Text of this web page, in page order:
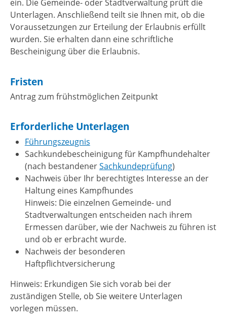
ein. Die Gemeinde- oder Stadtverwaltung prüft die
Unterlagen. Anschließend teilt sie Ihnen mit, ob die
Voraussetzungen zur Erteilung der Erlaubnis erfüllt
wurden. Sie erhalten dann eine schriftliche
Bescheinigung über die Erlaubnis.
Fristen
Antrag zum frühstmöglichen Zeitpunkt
Erforderliche Unterlagen
Führungszeugnis
Sachkundebescheinigung für Kampfhundehalter
(nach bestandenerSachkundeprüfung)
Nachweis über Ihr berechtigtes Interesse an der
Haltung eines Kampfhundes
Hinweis: Die einzelnen Gemeinde- und
Stadtverwaltungen entscheiden nach ihrem
Ermessen darüber, wie der Nachweis zu führen ist
und ob er erbracht wurde.
Nachweis der besonderen
Haftpflichtversicherung
Hinweis: Erkundigen Sie sich vorab bei der
zuständigen Stelle, ob Sie weitere Unterlagen
vorlegen müssen.